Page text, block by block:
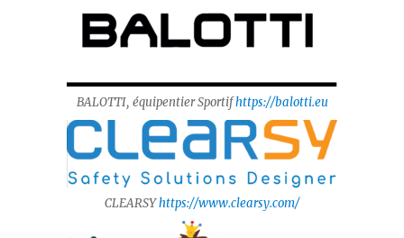
BALOTTI, équipentier Sportifhttps://balotti.eu
CLEARSYhttps://www.clearsy.com/